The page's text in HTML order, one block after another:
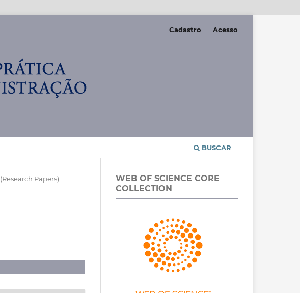
BUSCAR
Cadastro Acesso
Papers)
WEB OF SCIENCE CORE
COLLECTION